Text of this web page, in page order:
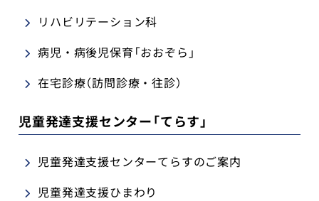
リハビリテーション科
病児・病後児保育「おおぞら」
在宅診療（訪問診療・往診）
児童発達支援センター「てらす」
児童発達支援センターてらすのご案内
児童発達支援ひまわり